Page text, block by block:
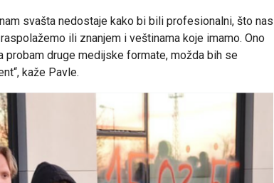
svašta nedostaje kako bi bili profesionalni, što nas
ili znanjem i veštinama koje imamo. Ono
druge medijske formate, možda bih se
kaže Pavle.